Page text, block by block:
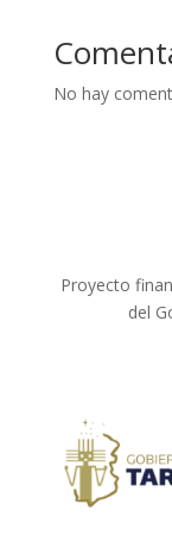
No hay
Proyecto
del